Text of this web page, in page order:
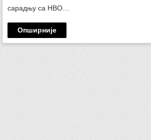
сарадњу са НВО…
Опширније